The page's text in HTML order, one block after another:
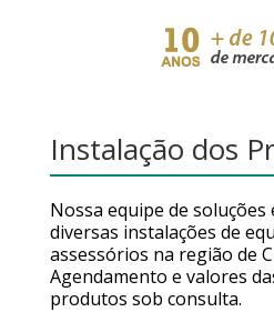
Instalação dos
Nossa equipe de
diversas instalações de
assessórios na região de
Agendamento e valores
produtos sob consulta.